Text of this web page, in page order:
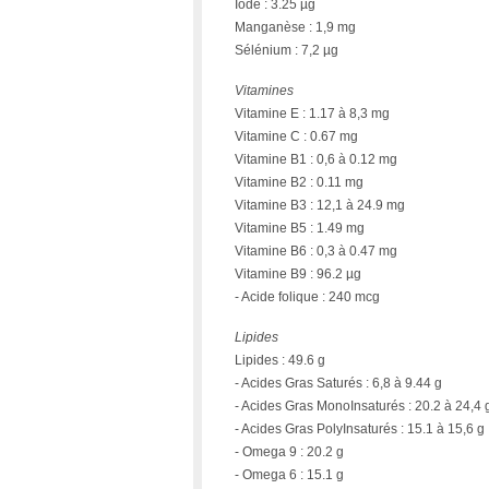
Iode : 3.25 µg
Manganèse : 1,9 mg
Sélénium : 7,2 µg
Vitamines
Vitamine E : 1.17 à 8,3 mg
Vitamine C : 0.67 mg
Vitamine B1 : 0,6 à 0.12 mg
Vitamine B2 : 0.11 mg
Vitamine B3 : 12,1 à 24.9 mg
Vitamine B5 : 1.49 mg
Vitamine B6 : 0,3 à 0.47 mg
Vitamine B9 : 96.2 µg
- Acide folique : 240 mcg
Lipides
Lipides : 49.6 g
- Acides Gras Saturés : 6,8 à 9.44 g
- Acides Gras MonoInsaturés : 20.2 à 24,4
- Acides Gras PolyInsaturés : 15.1 à 15,6 g
- Omega 9 : 20.2 g
- Omega 6 : 15.1 g